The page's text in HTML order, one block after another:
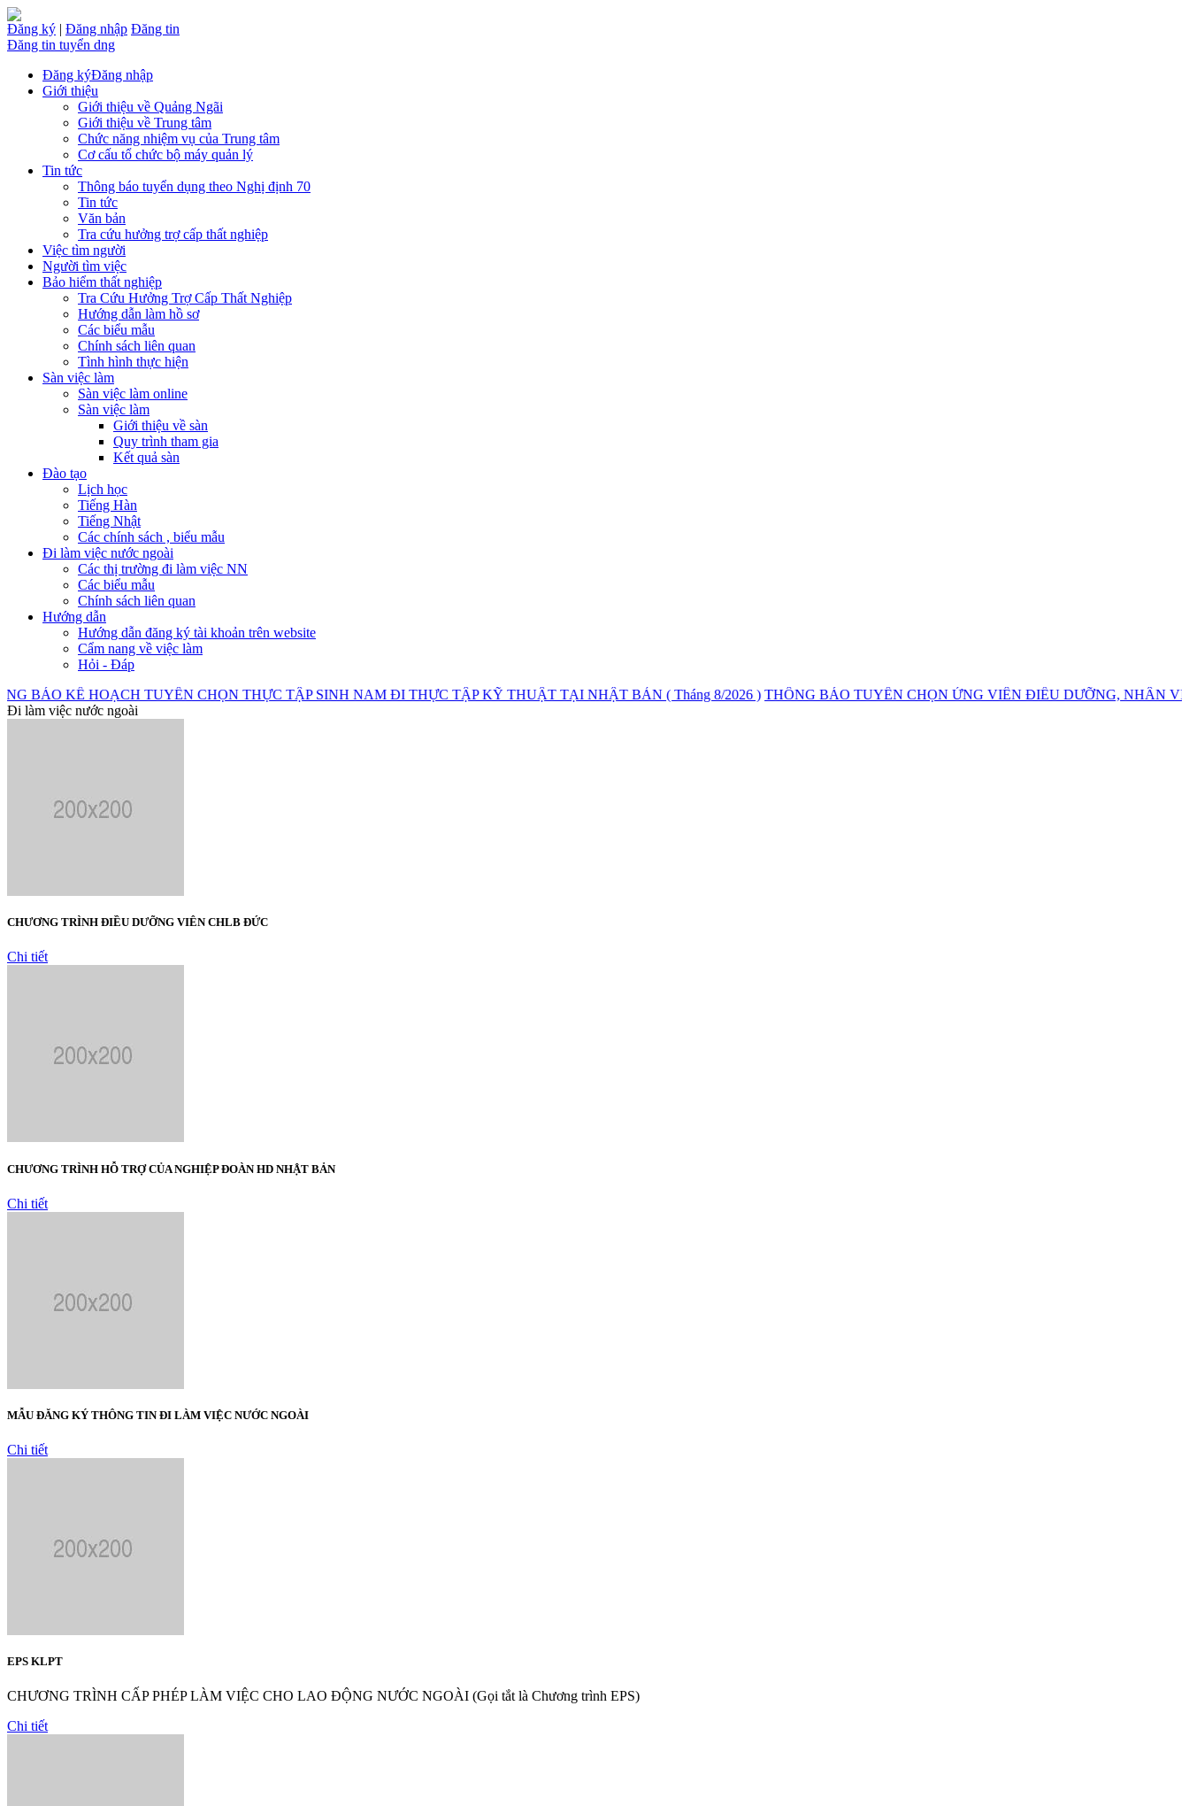
Đăng ký | Đăng nhập Đăng tin
Đăng tin tuyển dng
Đăng kýĐăng nhập
Giới thiệu
Giới thiệu về Quảng Ngãi
Giới thiệu về Trung tâm
Chức năng nhiệm vụ của Trung tâm
Cơ cấu tổ chức bộ máy quản lý
Tin tức
Thông báo tuyển dụng theo Nghị định 70
Tin tức
Văn bản
Tra cứu hưởng trợ cấp thất nghiệp
Việc tìm người
Người tìm việc
Bảo hiểm thất nghiệp
Tra Cứu Hưởng Trợ Cấp Thất Nghiệp
Hướng dẫn làm hồ sơ
Các biểu mẫu
Chính sách liên quan
Tình hình thực hiện
Sàn việc làm
Sàn việc làm online
Sàn việc làm
Giới thiệu về sàn
Quy trình tham gia
Kết quả sàn
Đào tạo
Lịch học
Tiếng Hàn
Tiếng Nhật
Các chính sách , biểu mẫu
Đi làm việc nước ngoài
Các thị trường đi làm việc NN
Các biểu mẫu
Chính sách liên quan
Hướng dẫn
Hướng dẫn đăng ký tài khoản trên website
Cẩm nang về việc làm
Hỏi - Đáp
KẾ HOẠCH TUYỂN CHỌN THỰC TẬP SINH NAM ĐI THỰC TẬP KỸ THUẬT TẠI NHẬT BẢN ( Tháng 8/2026 ) THÔNG BÁO TUYỂN CHỌN ỨNG VIÊN ĐIỀU DƯỠNG, NHÂN VIÊN
Đi làm việc nước ngoài
CHƯƠNG TRÌNH ĐIỀU DƯỠNG VIÊN CHLB ĐỨC
Chi tiết
CHƯƠNG TRÌNH HỖ TRỢ CỦA NGHIỆP ĐOÀN HD NHẬT BẢN
Chi tiết
MẪU ĐĂNG KÝ THÔNG TIN ĐI LÀM VIỆC NƯỚC NGOÀI
Chi tiết
EPS KLPT
CHƯƠNG TRÌNH CẤP PHÉP LÀM VIỆC CHO LAO ĐỘNG NƯỚC NGOÀI (Gọi tắt là Chương trình EPS)
Chi tiết